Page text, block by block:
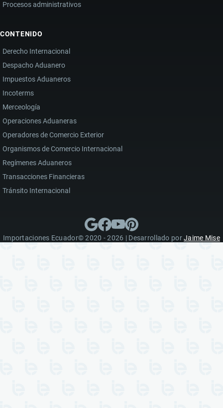
Procesos administrativos
CONTENIDO
Derecho Internacional
Despacho Aduanero
Impuestos Aduaneros
Incoterms
Merceología
Operaciones Aduaneras
Operadores de Comercio Exterior
Organismos de Comercio Internacional
Regímenes Aduaneros
Transacciones Financieras
Tránsito Internacional
Importaciones Ecuador© 2020 - 2026 | Desarrollado porJaime Mise